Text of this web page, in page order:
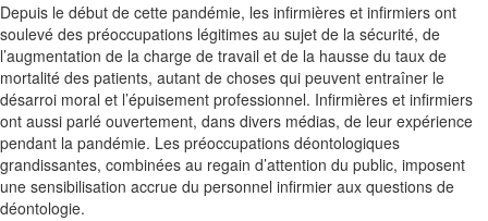
Depuis le début de cette pandémie, les infirmières et infirmiers ont
soulevé des préoccupations légitimes au sujet de la sécurité, de
l’augmentation de la charge de travail et de la hausse du taux de
mortalité des patients, autant de choses qui peuvent entraîner le
désarroi moral et l’épuisement professionnel. Infirmières et infirmiers
ont aussi parlé ouvertement, dans divers médias, de leur expérience
pendant la pandémie. Les préoccupations déontologiques
grandissantes, combinées au regain d’attention du public, imposent
une sensibilisation accrue du personnel infirmier aux questions de
déontologie.